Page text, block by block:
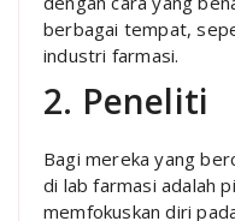
berbagai tempat,
industri farmasi.
2. Peneliti
Bagi mereka yang
di lab farmasi adalah
memfokuskan diri